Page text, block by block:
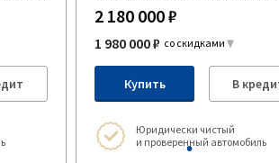
2 180 000 ₽
1 980 000 ₽ со скидками
Купить В
Юридически чистый
и проверенный автомобиль